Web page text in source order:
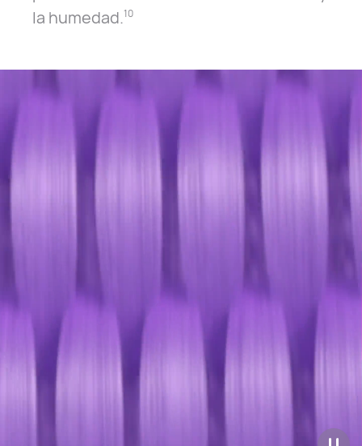
la humedad.10